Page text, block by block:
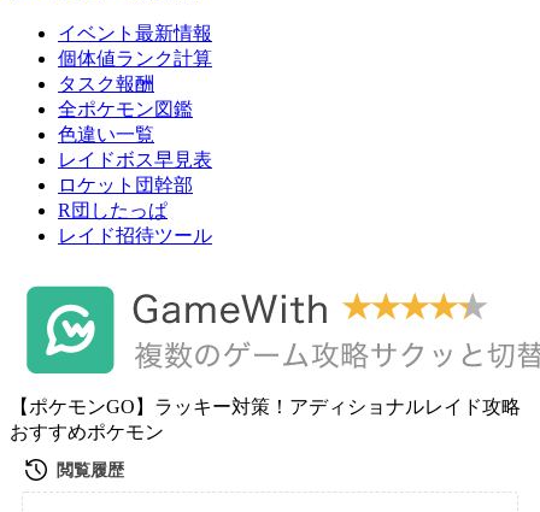
イベント最新情報
個体値ランク計算
タスク報酬
全ポケモン図鑑
色違い一覧
レイドボス早見表
ロケット団幹部
R団したっぱ
レイド招待ツール
【ポケモンGO】ラッキー対策！アディショナルレイド攻略
おすすめポケモン